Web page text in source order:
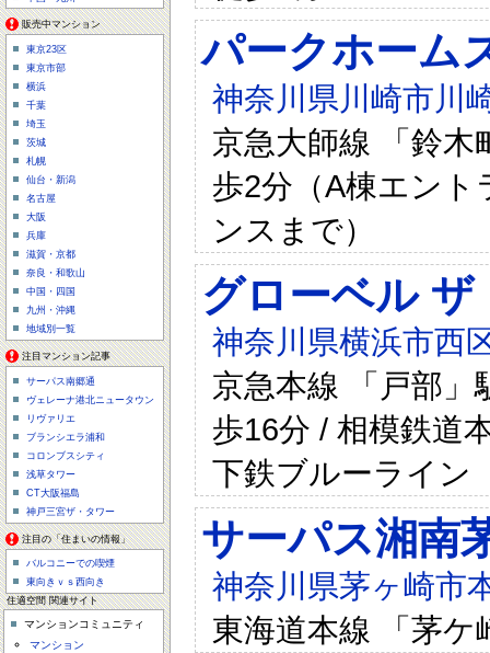
パークホーム
神奈川県川崎市川
京急大師線 「鈴木
歩2分（A棟エント
ンスまで）
グローベル
神奈川県横浜市西
京急本線 「戸部」
歩16分 / 相模鉄道
下鉄ブルーライン
サーパス湘南
神奈川県茅ヶ崎市
東海道本線 「茅ケ
販売中マンション
東京23区
東京市部
横浜
千葉
埼玉
茨城
札幌
仙台・新潟
名古屋
大阪
兵庫
滋賀・京都
奈良・和歌山
中国・四国
九州・沖縄
地域別一覧
注目マンション記事
サーパス南郷通
ヴェレーナ港北ニュータウン
リヴァリエ
ブランシエラ浦和
コロンブスシティ
浅草タワー
CT大阪福島
神戸三宮ザ・タワー
注目の「住まいの情報」
バルコニーでの喫煙
東向きｖｓ西向き
住適空間 関連サイト
マンションコミュニティ
マンション